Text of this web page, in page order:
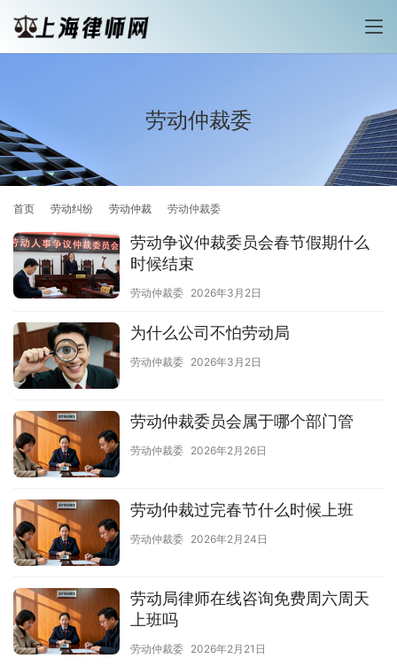
劳动仲裁委
首页 劳动纠纷 劳动仲裁 劳动仲裁委
劳动争议仲裁委员会春节假期什么
时候结束
劳动仲裁委 2026年3月2日
为什么公司不怕劳动局
劳动仲裁委 2026年3月2日
劳动仲裁委员会属于哪个部门管
劳动仲裁委 2026年2月26日
劳动仲裁过完春节什么时候上班
劳动仲裁委 2026年2月24日
劳动局律师在线咨询免费周六周天
上班吗
劳动仲裁委 2026年2月21日